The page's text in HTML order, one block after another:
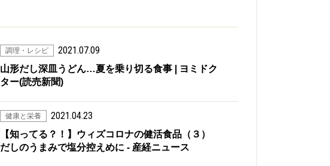
調理・レシピ 2021.07.09
山形だし深皿うどん…夏を乗り切る食事 | ヨミドク
ター(読売新聞)
健康と栄養 2021.04.23
【知ってる？！】ウィズコロナの健活食品（３）
だしのうまみで塩分控えめに - 産経ニュース